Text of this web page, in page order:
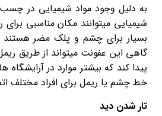
به دلیل وجود مواد شیمیایی در
شیمیایی میتوانند مکان مناسبی
بسیار برای چشم و پلک مضر هستند
گاهی این عفونت میتواند از طریق
پیدا کند که بیشتر موارد در
خط چشم یا ریمل برای افراد مختلف
تار شدن دید